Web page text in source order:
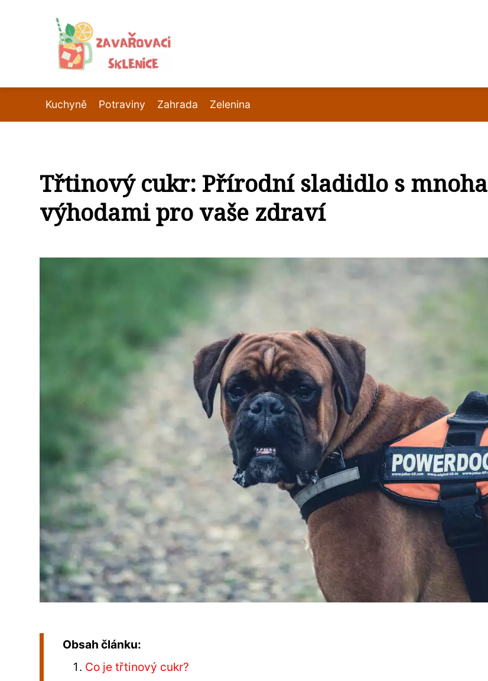
Kuchyně Potraviny Zahrada Zelenina
Třtinový cukr: Přírodní sladidlo s mnoha
výhodami pro vaše zdraví
Obsah článku:
Co je třtinový cukr?